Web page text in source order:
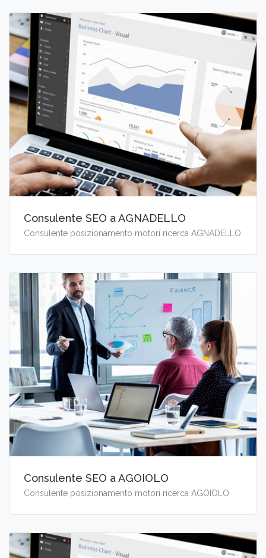
Consulente SEO a AGNADELLO
Consulente posizionamento motori ricerca AGNADELLO
Consulente SEO a AGOIOLO
Consulente posizionamento motori ricerca AGOIOLO